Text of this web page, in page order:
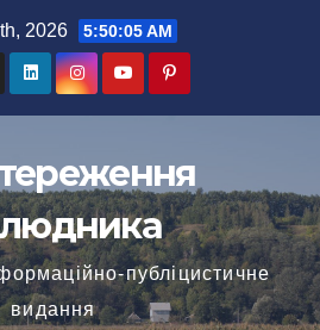
2026 5:50:05 AM
публіцистичне
видання